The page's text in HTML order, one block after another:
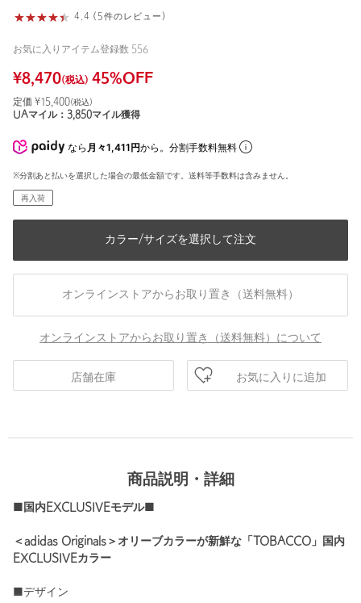
4.4 (5件のレビュー)
お気に入りアイテム登録数 556
¥8,470(税込) 45%OFF
定価 ¥15,400(税込)
UAマイル： 3,850マイル獲得
なら 月々1,411円から。分割手数料無料
※分割あと払いを選択した場合の最低金額です。送料等手数料は含みません。
再入荷
カラー/サイズを選択して注文
オンラインストアからお取り置き（送料無料）
オンラインストアからお取り置き（送料無料）について
店舗在庫 お気に入りに追加
商品説明・詳細
■国内EXCLUSIVEモデル■
＜adidas Originals＞オリーブカラーが新鮮な「TOBACCO」国内
EXCLUSIVEカラー
■デザイン